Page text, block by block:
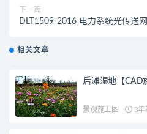
下一篇
DLT1509-2016 电力系统光传送
相关文章
后滩湿地【CAD
景观施工图 3年